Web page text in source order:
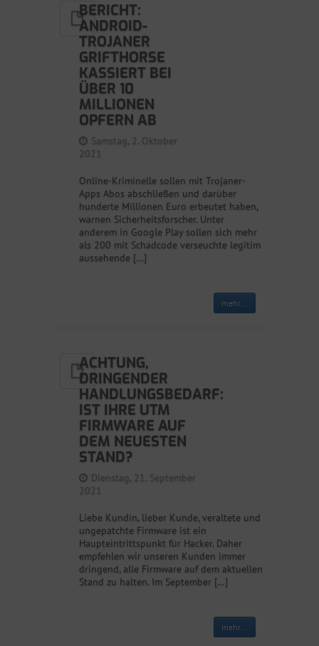
BERICHT:
ANDROID-
TROJANER
GRIFTHORSE
KASSIERT BEI
ÜBER 10
MILLIONEN
OPFERN AB
Samstag, 2. Oktober
2021
Online-Kriminelle sollen mit Trojaner-
Apps Abos abschließen und darüber
hunderte Millionen Euro erbeutet haben,
warnen Sicherheitsforscher. Unter
anderem in Google Play sollen sich mehr
als 200 mit Schadcode verseuchte legitim
aussehende […]
mehr...
ACHTUNG,
DRINGENDER
HANDLUNGSBEDARF:
IST IHRE UTM
FIRMWARE AUF
DEM NEUESTEN
STAND?
Dienstag, 21. September
2021
Liebe Kundin, lieber Kunde, veraltete und
ungepatchte Firmware ist ein
Haupteintrittspunkt für Hacker. Daher
empfehlen wir unseren Kunden immer
dringend, alle Firmware auf dem aktuellen
Stand zu halten. Im September […]
mehr...